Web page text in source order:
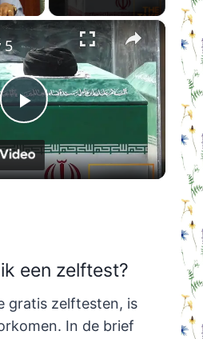
×
Play
Video
5
een zelftest?
gratis zelftesten, is
In de brief